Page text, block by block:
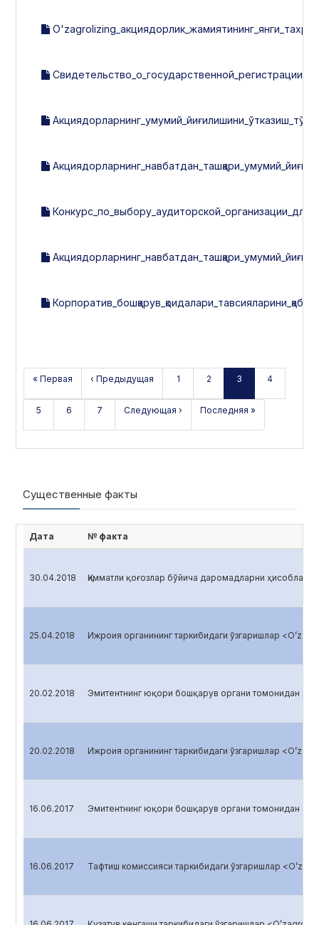
« Первая ‹ Предыдущая 1 2 3 4
5 6 7 Следующая › Последняя »
Существенные факты
Дата № факта
30.04.2018 Қимматли қоғозлар бўйича даромадларни ҳисоблаш
25.04.2018 Ижроия органининг таркибидаги ўзгаришлар
20.02.2018 Эмитентнинг юқори бошқарув органи томонидан
20.02.2018 Ижроия органининг таркибидаги ўзгаришлар
16.06.2017 Эмитентнинг юқори бошқарув органи томонидан
16.06.2017 Тафтиш комиссияси таркибидаги ўзгаришлар